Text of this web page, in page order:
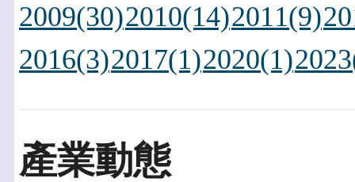
2009(30)2010(14)2011(9)
2016(3)2017(1)2020(1)
產業動態